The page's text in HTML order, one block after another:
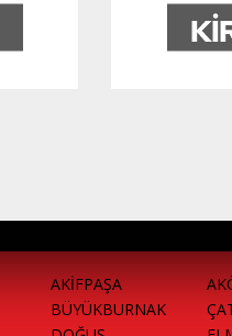
AKİFPAŞA
BÜYÜKBURNAK